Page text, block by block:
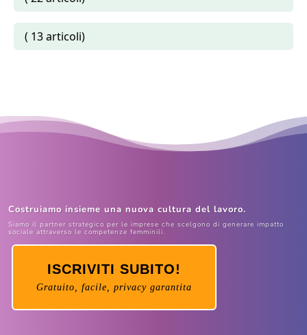
( 13 articoli)
Costruiamo insieme una nuova cultura del lavoro.
Siamo il partner strategico per le imprese che scelgono di generare impatto
sociale attraverso le competenze femminili.
ISCRIVITI SUBITO!
Gratuito, facile, privacy garantita